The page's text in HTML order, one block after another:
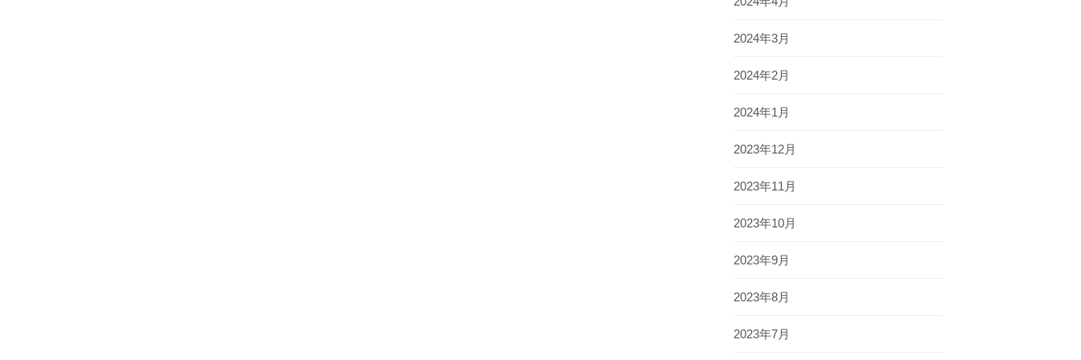
2024年3月
2024年2月
2024年1月
2023年12月
2023年11月
2023年10月
2023年9月
2023年8月
2023年7月